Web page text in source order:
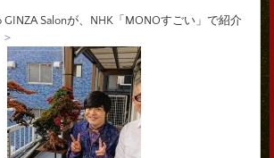
GINZA Salonが、NHK「MONOすごい」で紹介